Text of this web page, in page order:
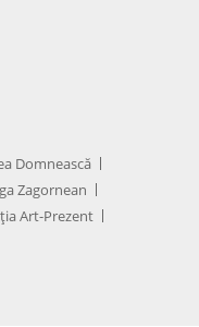
Domnească
Zagornean
Art-Prezent